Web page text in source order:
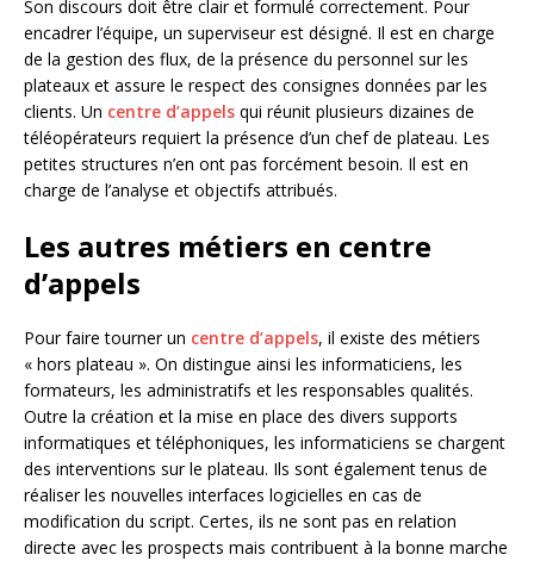
Son discours doit être clair et formulé correctement. Pour
encadrer l’équipe, un superviseur est désigné. Il est en charge
de la gestion des flux, de la présence du personnel sur les
plateaux et assure le respect des consignes données par les
clients. Un centre d’appels qui réunit plusieurs dizaines de
téléopérateurs requiert la présence d’un chef de plateau. Les
petites structures n’en ont pas forcément besoin. Il est en
charge de l’analyse et objectifs attribués.
Les autres métiers en centre
d’appels
Pour faire tourner un centre d’appels, il existe des métiers
« hors plateau ». On distingue ainsi les informaticiens, les
formateurs, les administratifs et les responsables qualités.
Outre la création et la mise en place des divers supports
informatiques et téléphoniques, les informaticiens se chargent
des interventions sur le plateau. Ils sont également tenus de
réaliser les nouvelles interfaces logicielles en cas de
modification du script. Certes, ils ne sont pas en relation
directe avec les prospects mais contribuent à la bonne marche